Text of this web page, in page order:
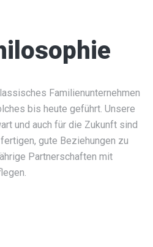
Familienunternehmen
bis heute geführt. Unsere
und auch für die Zukunft sind
gute Beziehungen zu
Partnerschaften mit